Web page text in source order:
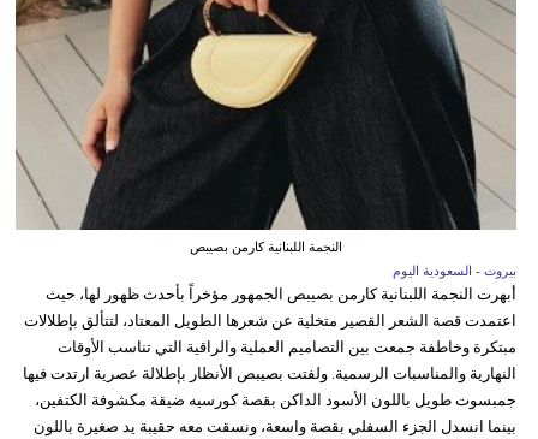
النجمة اللبنانية كارمن بصيبص
بيروت - السعودية اليوم
أبهرت النجمة اللبنانية كارمن بصيبص الجمهور مؤخراً بأحدث ظهور لها، حيث
اعتمدت قصة الشعر القصير متخلية عن شعرها الطويل المعتاد، لتتألق بإطلالات
مبتكرة وخاطفة جمعت بين التصاميم العملية والراقية التي تناسب الأوقات
النهارية والمناسبات الرسمية. ولفتت بصيبص الأنظار بإطلالة عصرية ارتدت فيها
جمبسوت طويل باللون الأسود الداكن بقصة كورسيه ضيقة مكشوفة الكتفين،
بينما انسدل الجزء السفلي بقصة واسعة، ونسقت معه حقيبة يد صغيرة باللون